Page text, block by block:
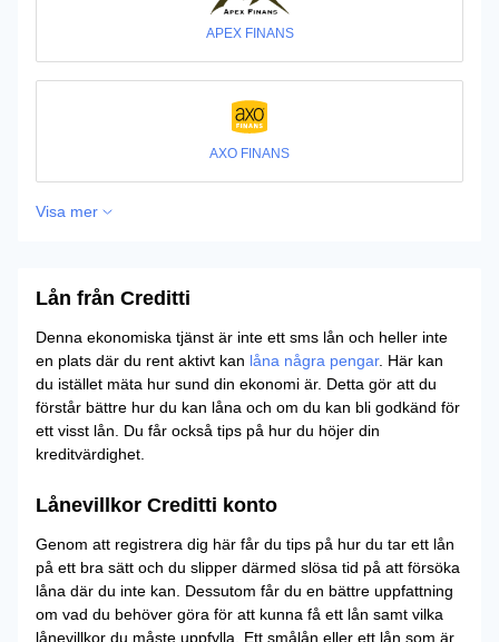
APEX FINANS
AXO FINANS
Visa mer
Lån från Creditti
Denna ekonomiska tjänst är inte ett sms lån och heller inte
en plats där du rent aktivt kan låna några pengar. Här kan
du istället mäta hur sund din ekonomi är. Detta gör att du
förstår bättre hur du kan låna och om du kan bli godkänd för
ett visst lån. Du får också tips på hur du höjer din
kreditvärdighet.
Lånevillkor Creditti konto
Genom att registrera dig här får du tips på hur du tar ett lån
på ett bra sätt och du slipper därmed slösa tid på att försöka
låna där du inte kan. Dessutom får du en bättre uppfattning
om vad du behöver göra för att kunna få ett lån samt vilka
lånevillkor du måste uppfylla. Ett smålån eller ett lån som är